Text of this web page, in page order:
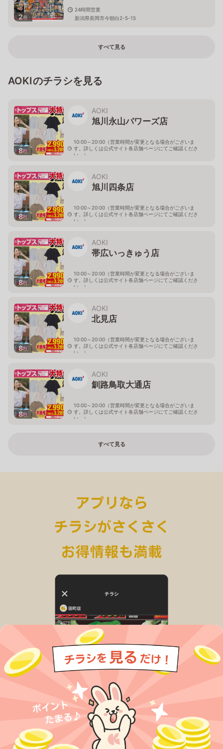
2枚
24時間営業
新潟県長岡市今朝白2-5-15
すべて見る
AOKIのチラシを見る
8枚
AOKI
旭川永山パワーズ店
10:00～20:00（営業時間が変更となる場合がございま
す。詳しくは公式サイト各店舗ページにてご確認くださ
い。）
8枚
AOKI
旭川四条店
10:00～20:00（営業時間が変更となる場合がございま
す。詳しくは公式サイト各店舗ページにてご確認くださ
い。）
8枚
AOKI
帯広いっきゅう店
10:00～20:00（営業時間が変更となる場合がございま
す。詳しくは公式サイト各店舗ページにてご確認くださ
い。）
8枚
AOKI
北見店
10:00～20:00（営業時間が変更となる場合がございま
す。詳しくは公式サイト各店舗ページにてご確認くださ
い。）
8枚
AOKI
釧路鳥取大通店
10:00～20:00（営業時間が変更となる場合がございま
す。詳しくは公式サイト各店舗ページにてご確認くださ
い。）
すべて見る